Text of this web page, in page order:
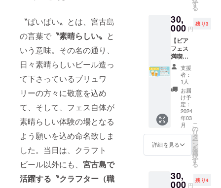
〝ぱいぱい〟とは、宮古島
の言葉で 〝素晴らしい〟 と
いう意味。その名の通り、
日々素晴らしいビール造っ
て下さっているブリュワ
リーの方々に敬意を込め
て、そして、フェス自体が
素晴らしい体験の場となる
よう願いを込め命名致しま
した。当日は、クラフト
ビール以外にも、 宮古島で
活躍する〝クラフター（職
アフェ
スタ オ
リジナ
ルTシャ
ツ〟で
す。支
援額に
応じて
記載す
るお名
前の大
きさが
異なり
ます。
支援
ず備考
欄に掲
るお名
前をご
ル券×１
（１，
５００
円相
当） お
名前入
り
（中）
特製T
シャツ
・ご支
援いた
だいた
全ての
お客様
は、会
場時間
の３０
けま
す。 ・
ド（紙
㎜×254
㎜） ・
オリジ
ナルリ
ユース
カップ
（440m
l、88㎜
×117㎜
×59㎜）
・場内
案内
図）
（A4用
紙） ス
テッ
カー×１
ル券×１
（１，
５００
す
る
30,
000 円
残り3
【ビア
フェス
満喫プ
ラン！
会場で
ある
ローカ
ルベー
スにご
宿泊】
お礼の
手紙 入
場セッ
ト×２
・リス
トバン
製、25
㎜×254
支援
者：
1人
お届
け予
定：
2024
年03
月
詳細を見る
こ
の
リ
タ
ー
ン
を
選
択
す
る
30,
000 円
残り4